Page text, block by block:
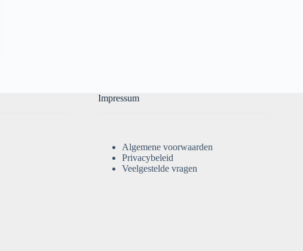
Impressum
Algemene voorwaarden
Privacybeleid
Veelgestelde vragen